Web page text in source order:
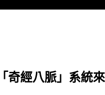
經八脈」系統